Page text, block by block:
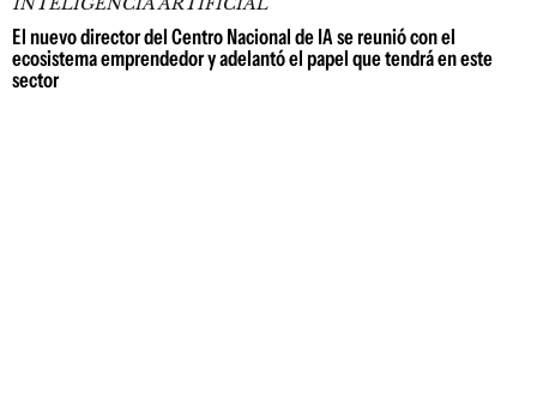
El nuevo director del Centro Nacional de IA se reunió con el
ecosistema emprendedor y adelantó el papel que tendrá en este
sector